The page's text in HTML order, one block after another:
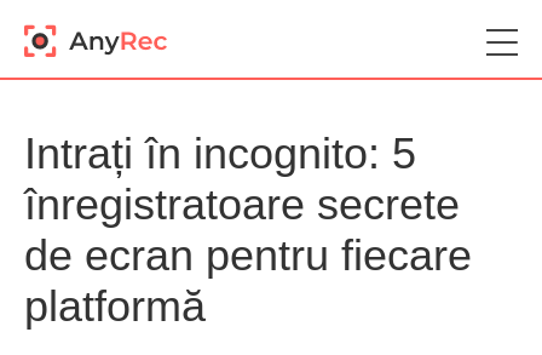
Intrați în incognito: 5
înregistratoare secrete
de ecran pentru fiecare
platformă